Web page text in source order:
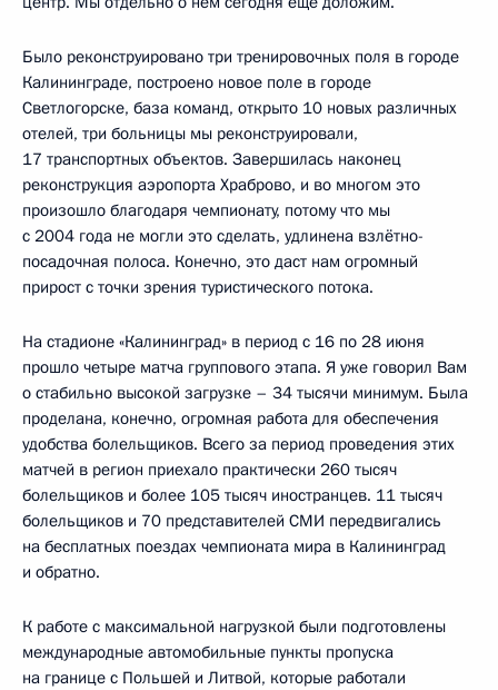
Было реконструировано три тренировочных поля в городе
Калининграде, построено новое поле в городе
Светлогорске, база команд, открыто 10 новых различных
отелей, три больницы мы реконструировали,
17 транспортных объектов. Завершилась наконец
реконструкция аэропорта Храброво, и во многом это
произошло благодаря чемпионату, потому что мы
с 2004 года не могли это сделать, удлинена взлётно-
посадочная полоса. Конечно, это даст нам огромный
прирост с точки зрения туристического потока.
На стадионе «Калининград» в период с 16 по 28 июня
прошло четыре матча группового этапа. Я уже говорил Вам
о стабильно высокой загрузке – 34 тысячи минимум. Была
проделана, конечно, огромная работа для обеспечения
удобства болельщиков. Всего за период проведения этих
матчей в регион приехало практически 260 тысяч
болельщиков и более 105 тысяч иностранцев. 11 тысяч
болельщиков и 70 представителей СМИ передвигались
на бесплатных поездах чемпионата мира в Калининград
и обратно.
К работе с максимальной нагрузкой были подготовлены
международные автомобильные пункты пропуска
на границе с Польшей и Литвой, которые работали